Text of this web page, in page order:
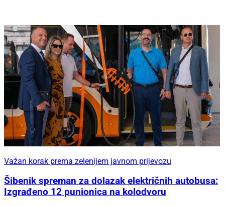
Važan korak prema zelenijem javnom prijevozu
Šibenik spreman za dolazak električnih autobusa:
Izgrađeno 12 punionica na kolodvoru